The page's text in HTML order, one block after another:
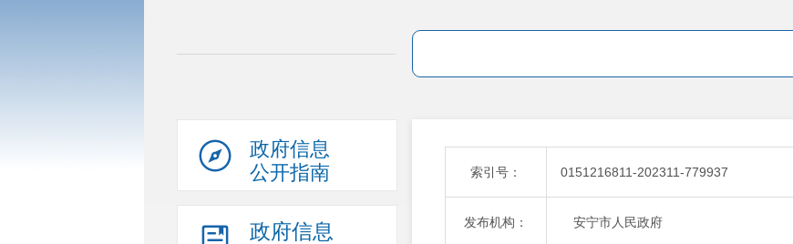
政府信息
公开指南
政府信息
索引号： 0151216811-202311-779937
发布机构： 安宁市人民政府